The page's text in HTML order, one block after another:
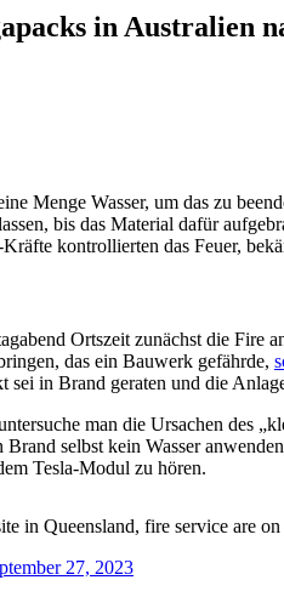
in Australien
Menge Wasser, um das zu
bis das Material dafür
kontrollierten das Feuer,
Ortszeit zunächst die Fire
das ein Bauwerk gefährde,
in Brand geraten und die
man die Ursachen des
selbst kein Wasser
Tesla-Modul zu hören.
in Queensland, fire service are
27, 2023